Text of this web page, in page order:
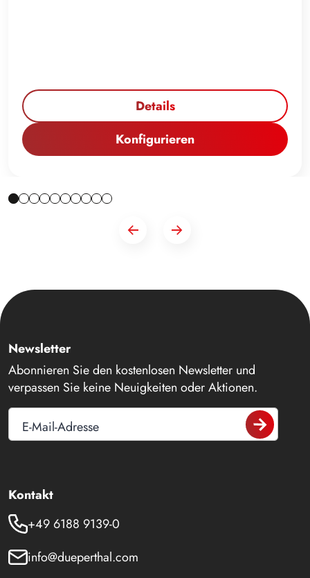
Details
Konfigurieren
Newsletter
Abonnieren Sie den kostenlosen Newsletter und
verpassen Sie keine Neuigkeiten oder Aktionen.
E-Mail-Adresse
Kontakt
+49 6188 9139-0
info@dueperthal.com